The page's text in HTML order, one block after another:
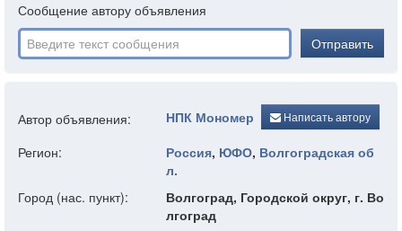
Сообщение автору объявления
Отправить
Автор объявления: НПК Мономер Написать автору
Регион: Россия, ЮФО, Волгоградская об
л.
Город (нас. пункт):
Волгоград, Городской округ, г. Во
лгоград